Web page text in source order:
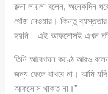
রুনা লায়লা বলেন, অনেকদিন
খোঁজ নেওয়ার। কিন্তু
হয়নি—এই আফসোসই এখন তাঁকে
তিনি আবেগঘন কণ্ঠে আরও
জন্য ফেলে রাখবে না। আমি
আফসোস থাকত না।”